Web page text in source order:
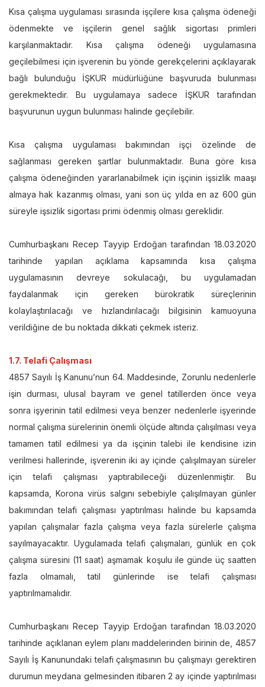
Kısa çalışma uygulaması sırasında işçilere kısa çalışma ödeneği
ödenmekte ve işçilerin genel sağlık sigortası primleri
karşılanmaktadır. Kısa çalışma ödeneği uygulamasına
geçilebilmesi için işverenin bu yönde gerekçelerini açıklayarak
bağlı bulunduğu İŞKUR müdürlüğüne başvuruda bulunması
gerekmektedir. Bu uygulamaya sadece İŞKUR tarafından
başvurunun uygun bulunması halinde geçilebilir.
Kısa çalışma uygulaması bakımından işçi özelinde de
sağlanması gereken şartlar bulunmaktadır. Buna göre kısa
çalışma ödeneğinden yararlanabilmek için işçinin işsizlik maaşı
almaya hak kazanmış olması, yani son üç yılda en az 600 gün
süreyle işsizlik sigortası primi ödenmiş olması gereklidir.
Cumhurbaşkanı Recep Tayyip Erdoğan tarafından 18.03.2020
tarihinde yapılan açıklama kapsamında kısa çalışma
uygulamasının devreye sokulacağı, bu uygulamadan
faydalanmak için gereken bürokratik süreçlerinin
kolaylaştırılacağı ve hızlandırılacağı bilgisinin kamuoyuna
verildiğine de bu noktada dikkati çekmek isteriz.
1.7. Telafi Çalışması
4857 Sayılı İş Kanunu’nun 64. Maddesinde, Zorunlu nedenlerle
işin durması, ulusal bayram ve genel tatillerden önce veya
sonra işyerinin tatil edilmesi veya benzer nedenlerle işyerinde
normal çalışma sürelerinin önemli ölçüde altında çalışılması veya
tamamen tatil edilmesi ya da işçinin talebi ile kendisine izin
verilmesi hallerinde, işverenin iki ay içinde çalışılmayan süreler
için telafi çalışması yaptırabileceği düzenlenmiştir. Bu
kapsamda, Korona virüs salgını sebebiyle çalışılmayan günler
bakımından telafi çalışması yaptırılması halinde bu kapsamda
yapılan çalışmalar fazla çalışma veya fazla sürelerle çalışma
sayılmayacaktır. Uygulamada telafi çalışmaları, günlük en çok
çalışma süresini (11 saat) aşmamak koşulu ile günde üç saatten
fazla olmamalı, tatil günlerinde ise telafi çalışması
yaptırılmamalıdır.
Cumhurbaşkanı Recep Tayyip Erdoğan tarafından 18.03.2020
tarihinde açıklanan eylem planı maddelerinden birinin de, 4857
Sayılı İş Kanunundaki telafi çalışmasının bu çalışmayı gerektiren
durumun meydana gelmesinden itibaren 2 ay içinde yaptırılması